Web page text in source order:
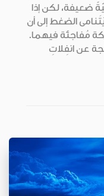
ضعيفة، لكن إذا
الضغط إلى أن
مُفاجئة فيهما.
عن انفِلاتِ